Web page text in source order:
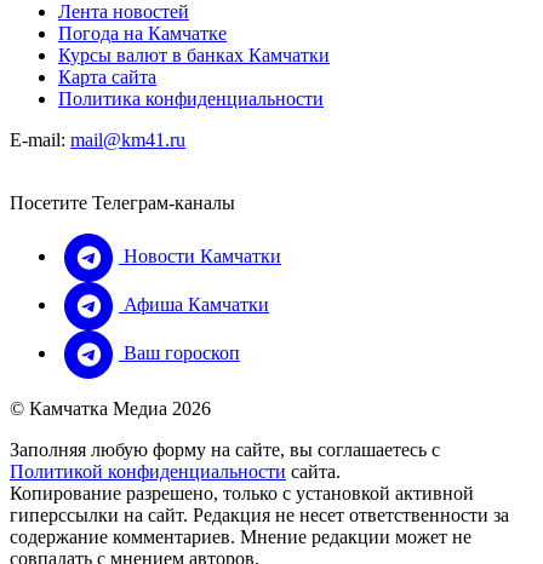
Лента новостей
Погода на Камчатке
Курсы валют в банках Камчатки
Карта сайта
Политика конфиденциальности
E-mail: mail@km41.ru
Посетите Телеграм-каналы
Новости Камчатки
Афиша Камчатки
Ваш гороскоп
© Камчатка Медиа 2026
Заполняя любую форму на сайте, вы соглашаетесь с
Политикой конфиденциальности сайта.
Копирование разрешено, только с установкой активной
гиперссылки на сайт. Редакция не несет ответственности за
содержание комментариев. Мнение редакции может не
совпадать с мнением авторов.